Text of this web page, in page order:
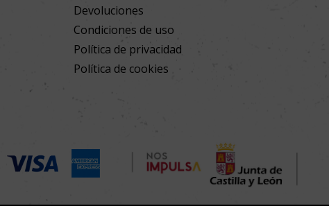
Devoluciones
Condiciones de uso
Política de privacidad
Política de cookies